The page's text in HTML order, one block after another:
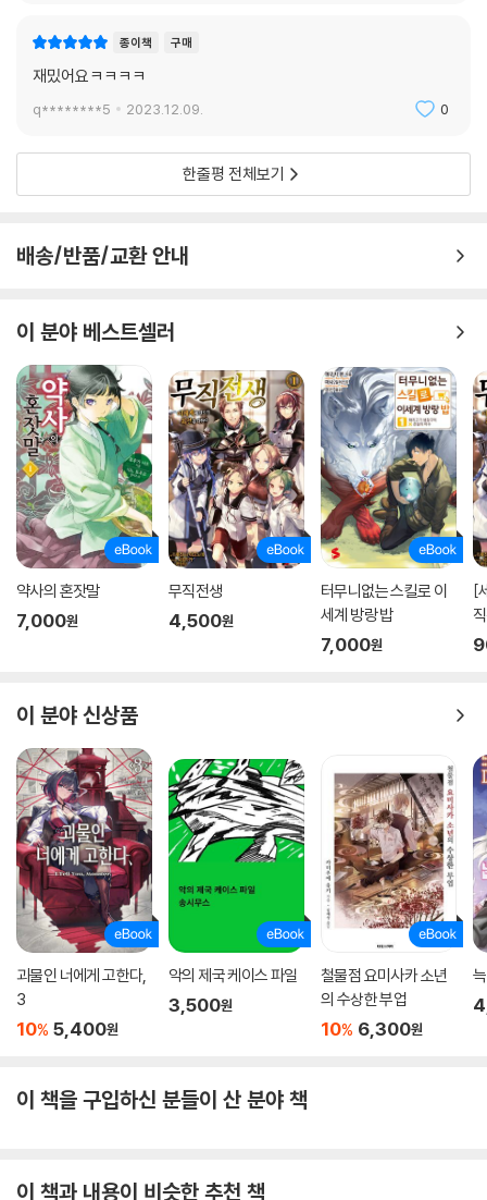
종이책 구매
재밌어요ㅋㅋㅋㅋ
q********5 2023.12.09. 0
한줄평 전체보기
배송/반품/교환 안내
이 분야 베스트셀러
약사의 혼잣말
7,000원
무직전생
4,500원
터무니없는 스킬로 이
세계 방랑 밥
7,000원
[
이 분야 신상품
괴물인 너에게 고한다,
3
10% 5,400원
악의 제국 케이스 파일
3,500원
철물점 요미사카 소년
의 수상한 부업
10% 6,300원
이 책을 구입하신 분들이 산 분야 책
이 책과 내용이 비슷한 추천 책